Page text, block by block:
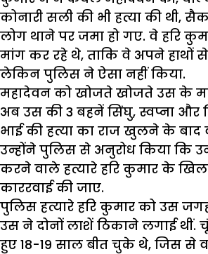
कोनारी सली की भी हत्या की थी,
लोग थाने पर जमा हो गए. वे हरि
मांग कर रहे थे, ताकि वे अपने हाथों
लेकिन पुलिस ने ऐसा नहीं किया.
महादेवन को खोजते खोजते उस के
अब उस की 3 बहनें सिंघु, स्वप्ना और
भाई की हत्या का राज खुलने के बाद
उन्होंने पुलिस से अनुरोध किया कि
करने वाले हत्यारे हरि कुमार के
काररवाई की जाए.
पुलिस हत्यारे हरि कुमार को उस
उस ने दोनों लाशें ठिकाने लगाई थीं.
हुए 18-19 साल बीत चुके थे, जिस से